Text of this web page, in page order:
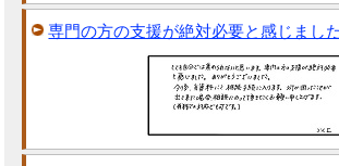
専門の方の支援が絶対必要と感じました